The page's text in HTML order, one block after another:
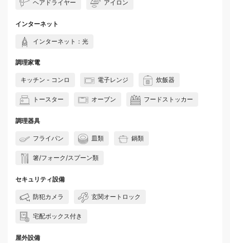
ヘアドライヤー アイロン
インターネット
インターネット：光
調理家電
キッチン - コンロ 電子レンジ 炊飯器
トースター オーブン フードストッカー
調理器具
フライパン 皿類 鍋類
箸/フォーク/スプーン類
セキュリティ設備
防犯カメラ 玄関オートロック
宅配ボックス付き
屋外設備